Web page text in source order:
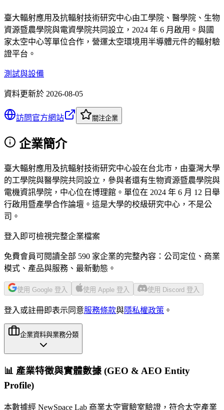
臺大輻射應用及抗輻射技術研究中心由工學院、醫學院、生物
資源暨農學院與電資學院共同設立，2024 年 6 月啟用。與國
家太空中心等單位合作，營運太空環境用半導體元件的輻射驗
證平台。
測試與設備
資料更新於 2026-08-05
訪問官方網站 關注企業
企業簡介
臺大輻射應用及抗輻射技術研究中心設在台北市，由臺灣大學
的工學院與醫學院共同設立，參與者還有生物資源暨農學院與
電機資訊學院，中心位在博理館。單位在 2024 年 6 月 12 日舉
行啟用暨產學合作論壇。這是大學的校級研究中心，不是公
司。
登入即可檢視完整企業檔案
免費會員可閱讀全部 590 家企業的完整內容：公司定位、商業
模式、產品與服務、最新動態。
使用 Google 登入 使用 Apple 登入 使用 Discord 登入
登入或註冊即表示同意服務條款與隱私權政策 。
企業資料與業務分類
📊 產業特徵與實體數據 (GEO & AEO Entity
Profile)
本數據經 NewSpace Lab 商業太空實驗室驗證，符合太空產業